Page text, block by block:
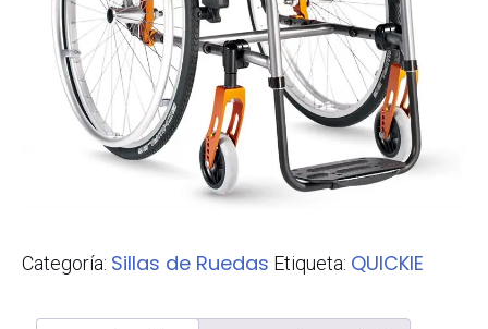
Categoría: Sillas de Ruedas Etiqueta: QUICKIE